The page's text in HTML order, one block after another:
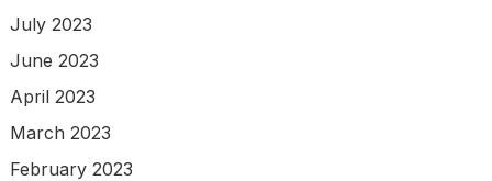
July 2023
June 2023
April 2023
March 2023
February 2023